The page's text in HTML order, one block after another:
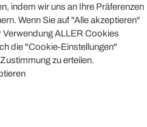
indem wir uns an Ihre Präferenzen
Wenn Sie auf "Alle akzeptieren"
Verwendung ALLER Cookies
die "Cookie-Einstellungen"
zu erteilen.